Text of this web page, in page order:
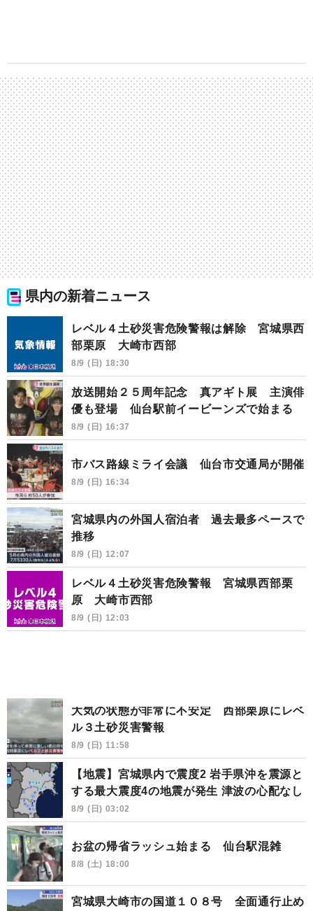
県内の新着ニュース
レベル４土砂災害危険警報は解除 宮城県西
部栗原 大崎市西部
8/9 (日) 18:30
放送開始２５周年記念 真アギト展 主演俳
優も登場 仙台駅前イービーンズで始まる
8/9 (日) 16:37
市バス路線ミライ会議 仙台市交通局が開催
8/9 (日) 16:34
宮城県内の外国人宿泊者 過去最多ペースで
推移
8/9 (日) 12:07
レベル４土砂災害危険警報 宮城県西部栗
原 大崎市西部
8/9 (日) 12:03
大気の状態が非常に不安定 西部栗原にレベ
ル３土砂災害警報
8/9 (日) 11:58
【地震】宮城県内で震度2 岩手県沖を震源と
する最大震度4の地震が発生 津波の心配なし
8/9 (日) 03:02
お盆の帰省ラッシュ始まる 仙台駅混雑
8/8 (土) 18:00
宮城県大崎市の国道１０８号 全面通行止め